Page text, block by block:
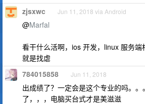
zjsxwc Jun 11, 2018 via Android
@Marfal
看干什么活啊，ios 开发，linux 服务
就是找虐
784015858 Jun 11, 2018
出成绩了？一定会是这个专业的吗。
了，，，电脑买台式才是美滋滋